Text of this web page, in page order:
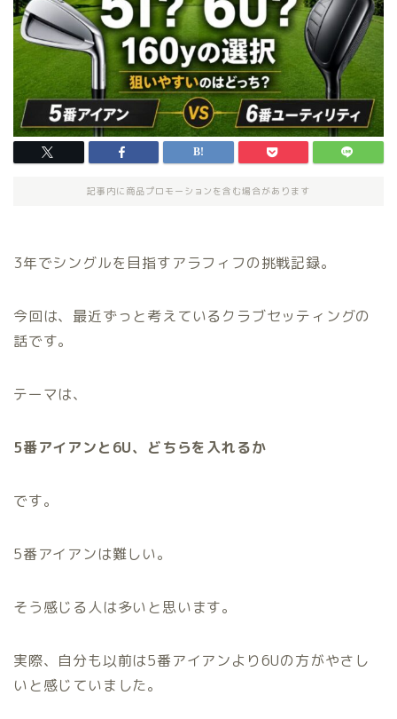
記事内に商品プロモーションを含む場合があります
3年でシングルを目指すアラフィフの挑戦記録。
今回は、最近ずっと考えているクラブセッティングの
話です。
テーマは、
5番アイアンと6U、どちらを入れるか
です。
5番アイアンは難しい。
そう感じる人は多いと思います。
実際、自分も以前は5番アイアンより6Uの方がやさし
いと感じていました。